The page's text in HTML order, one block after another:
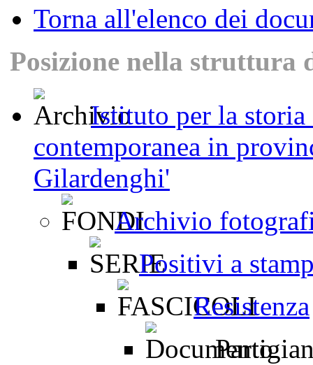
Torna all'elenco dei
Posizione nella struttura
Istituto per la storia
contemporanea in
Gilardenghi'
Archivio
Positivi a
Resistenza